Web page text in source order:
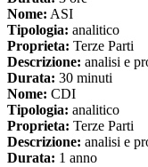
Nome: ASI
Tipologia: analitico
Proprieta: Terze Parti
Descrizione: analisi e
Durata: 30 minuti
Nome: CDI
Tipologia: analitico
Proprieta: Terze Parti
Descrizione: analisi e
Durata: 1 anno